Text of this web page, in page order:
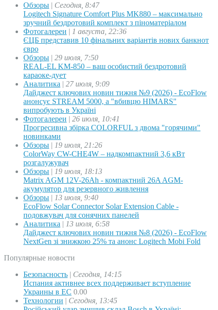
Обзоры | Сегодня, 8:47
Logitech Signature Comfort Plus MK880 – максимально
зручний бездротовий комплект з піноматеріалом
Фотогалереи | 1 августа, 22:36
ЄЦБ представив 10 фінальних варіантів нових банкнот
євро
Обзоры | 29 июля, 7:50
REAL-EL KM-850 – ваш особистий бездротовий
караоке-дует
Аналитика | 27 июля, 9:09
Дайджест ключових новин тижня №9 (2026) - EcoFlow
анонсує STREAM 5000, а "вбивцю HIMARS"
випробують в Україні
Фотогалереи | 26 июля, 10:41
Прогресивна збірка COLORFUL з двома "горячими"
новинками
Обзоры | 19 июля, 21:26
ColorWay CW-CHE4W – надкомпактний 3,6 кВт
розгалужувач
Обзоры | 19 июля, 18:13
Matrix AGM 12V-26Ah - компактний 26A AGM-
акумулятор для резервного живлення
Обзоры | 13 июля, 9:40
EcoFlow Solar Connector Solar Extension Cable -
подовжувач для сонячних панелей
Аналитика | 13 июля, 6:58
Дайджест ключових новин тижня №8 (2026) - EcoFlow
NextGen зі знижкою 25% та анонс Logitech Mobi Fold
Популярные новости
Безопасность | Сегодня, 14:15
Испания активнее всех поддерживает вступление
Украины в ЕС 0.00
Технологии | Сегодня, 13:45